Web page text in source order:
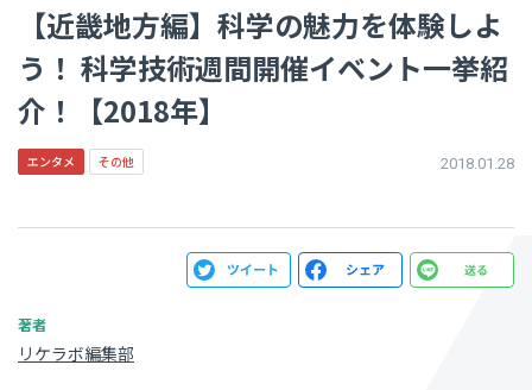
【近畿地方編】科学の魅力を体験しよ
う！ 科学技術週間開催イベント一挙紹
介！【2018年】
エンタメ その他 2018.01.28
リケラボ編集部